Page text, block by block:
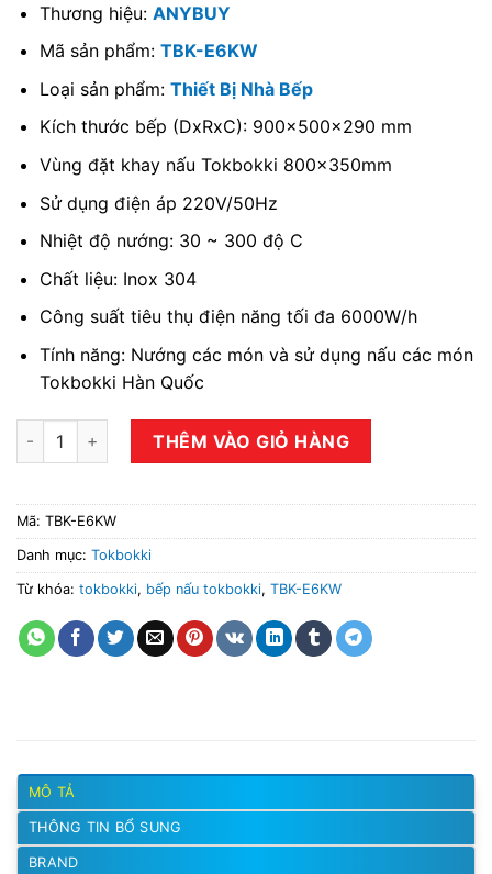
Thương hiệu: ANYBUY
Mã sản phẩm: TBK-E6KW
Loại sản phẩm: Thiết Bị Nhà Bếp
Kích thước bếp (DxRxC): 900x500x290 mm
Vùng đặt khay nấu Tokbokki 800x350mm
Sử dụng điện áp 220V/50Hz
Nhiệt độ nướng: 30 ~ 300 độ C
Chất liệu: Inox 304
Công suất tiêu thụ điện năng tối đa 6000W/h
Tính năng: Nướng các món và sử dụng nấu các món
Tokbokki Hàn Quốc
Bếp nấu Tokbokki số lượngTHÊM VÀO GIỎ HÀNG
Mã: TBK-E6KW
Danh mục: Tokbokki
Từ khóa: tokbokki, bếp nấu tokbokki, TBK-E6KW
MÔ TẢ
THÔNG TIN BỔ SUNG
BRAND